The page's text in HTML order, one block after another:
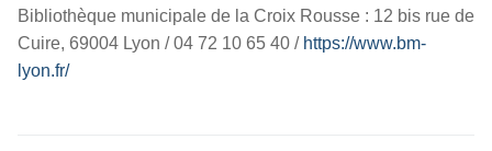
Bibliothèque municipale de la Croix Rousse : 12 bis rue de
Cuire, 69004 Lyon / 04 72 10 65 40 / https://www.bm-
lyon.fr/